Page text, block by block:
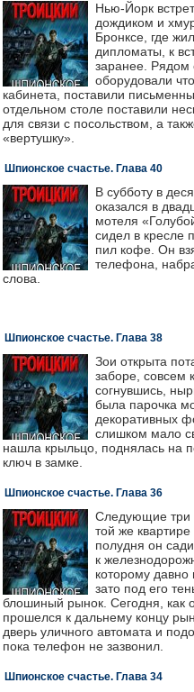
Нью-Йорк
дождиком и
Бронксе, где
дипломаты, к
заранее. Рядом
оборудовали
кабинета, поставили
отдельном столе поставили
для связи с посольством, а
«вертушку».
Шпионское счастье. Глава 40
В субботу в
оказался в
мотеля
сидел в кресле
пил кофе. Он
телефона,
слова.
Шпионское счастье. Глава 38
Зои открыта
заборе, совсем
согнувшись,
была парочка
декоративных
слишком мало
нашла крыльцо, поднялась на
ключ в замке.
Шпионское счастье. Глава 36
Следующие три
той же
полудня он
к
которому давно
зато под его
блошиный рынок. Сегодня, как
прошелся к дальнему концу
дверь уличного автомата и
пока телефон не зазвонил.
Шпионское счастье. Глава 34